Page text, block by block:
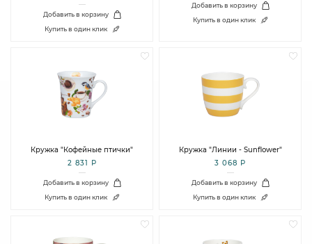
Добавить в корзину
Купить в один клик
Добавить в корзину
Купить в один клик
Кружка "Кофейные птички"
2 831 Р
Добавить в корзину
Купить в один клик
Кружка "Линии - Sunflower"
3 068 Р
Добавить в корзину
Купить в один клик